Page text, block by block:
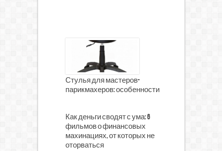
Стулья для мастеров-
парикмахеров: особенности
Как деньги сводят с ума: 6
фильмов о финансовых
махинациях, от которых не
оторваться